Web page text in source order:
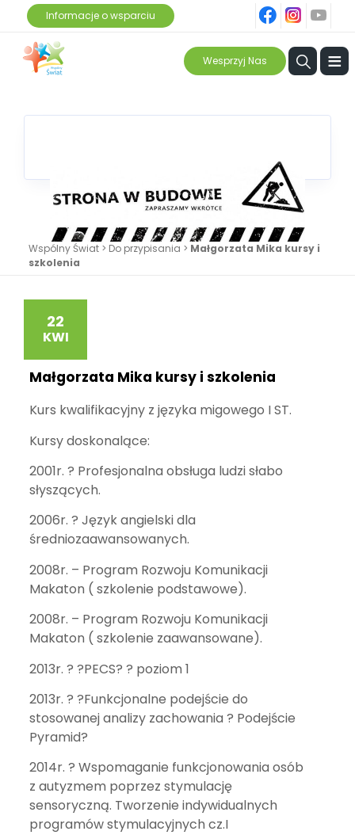
Informacje o wsparciu
ins
Wesprzyj Nas ≡
Wspólny Świat > Do przypisania > Małgorzata Mika kursy i
szkolenia
22
KWI
Małgorzata Mika kursy i szkolenia
Kurs kwalifikacyjny z języka migowego I ST.
Kursy doskonalące:
2001r. ? Profesjonalna obsługa ludzi słabo
słyszących.
2006r. ? Język angielski dla
średniozaawansowanych.
2008r. – Program Rozwoju Komunikacji
Makaton ( szkolenie podstawowe).
2008r. – Program Rozwoju Komunikacji
Makaton ( szkolenie zaawansowane).
2013r. ? ?PECS? ? poziom 1
2013r. ? ?Funkcjonalne podejście do
stosowanej analizy zachowania ? Podejście
Pyramid?
2014r. ? Wspomaganie funkcjonowania osób
z autyzmem poprzez stymulację
sensoryczną. Tworzenie indywidualnych
programów stymulacyjnych cz.I